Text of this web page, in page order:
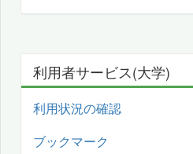
利用者サービス(大学)
利用状況の確認
ブックマーク